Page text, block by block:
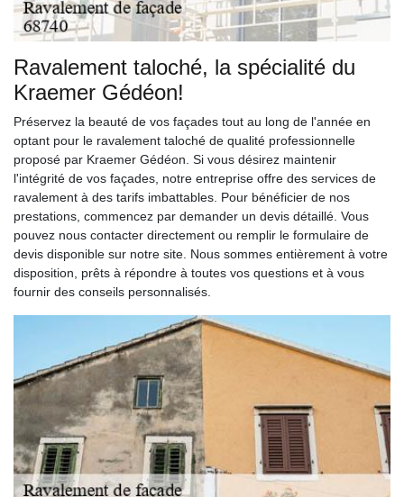
Ravalement taloché, la spécialité du
Kraemer Gédéon!
Préservez la beauté de vos façades tout au long de l'année en
optant pour le ravalement taloché de qualité professionnelle
proposé par Kraemer Gédéon. Si vous désirez maintenir
l'intégrité de vos façades, notre entreprise offre des services de
ravalement à des tarifs imbattables. Pour bénéficier de nos
prestations, commencez par demander un devis détaillé. Vous
pouvez nous contacter directement ou remplir le formulaire de
devis disponible sur notre site. Nous sommes entièrement à votre
disposition, prêts à répondre à toutes vos questions et à vous
fournir des conseils personnalisés.